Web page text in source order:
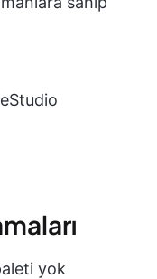
yok